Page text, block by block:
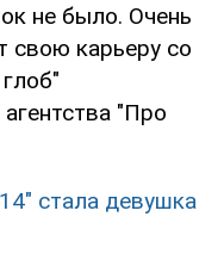
не было. Очень
свою карьеру со
"Про
стала девушка